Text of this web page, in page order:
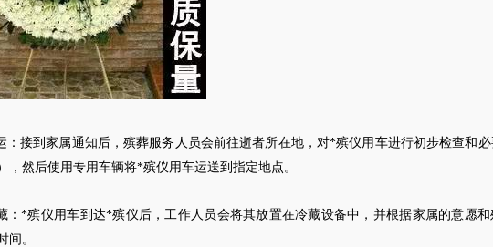
：接到家属通知后，殡葬服务人员会前往逝者所在地，对*殡仪用车进行初步检查和必
，然后使用专用车辆将*殡仪用车运送到指定地点。
：*殡仪用车到达*殡仪后，工作人员会将其放置在冷藏设备中，并根据家属的意愿和
间。